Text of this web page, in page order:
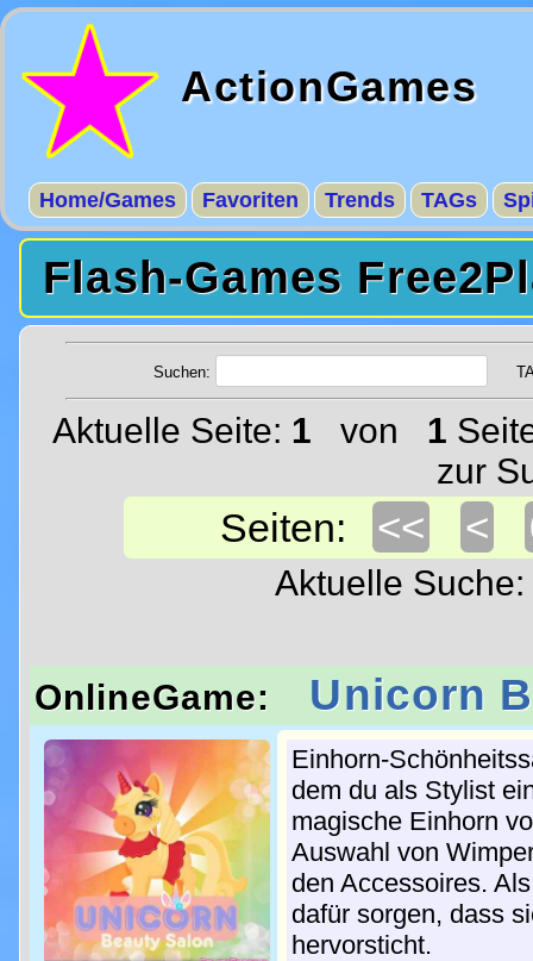
ActionGames
Home/Games Favoriten Trends TAGs
Flash-Games
Suchen:
Aktuelle Seite: 1 von 1
zur
Seiten: << <
Aktuelle
OnlineGame: Unicorn
Einhorn-
dem du als Stylist
magische Einhorn
Auswahl von
den Accessoires.
dafür sorgen, dass
hervorsticht.